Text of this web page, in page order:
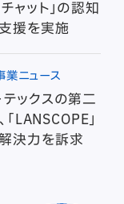
ャット」の認知
援を実施
業ニュース
ックスの第二
LANSCOPE」
決力を訴求